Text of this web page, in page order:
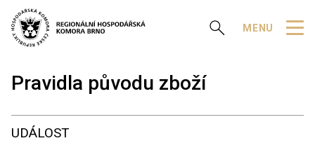
Zobrazit vyhledávání
MENU
Pravidla původu zboží
UDÁLOST